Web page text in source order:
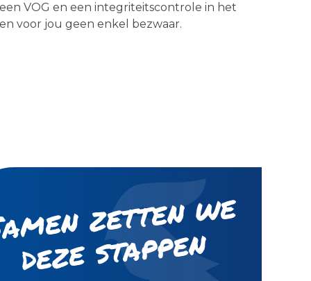
VOG en een integriteitscontrole in het
voor jou geen enkel bezwaar.
st
n